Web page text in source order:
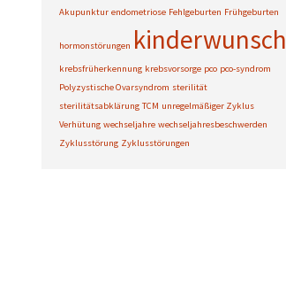
Akupunktur endometriose Fehlgeburten Frühgeburten
hormonstörungen kinderwunsch
krebsfrüherkennung krebsvorsorge pco pco-syndrom
Polyzystische Ovarsyndrom sterilität
sterilitätsabklärung TCM unregelmäßiger Zyklus
Verhütung wechseljahre wechseljahresbeschwerden
Zyklusstörung Zyklusstörungen